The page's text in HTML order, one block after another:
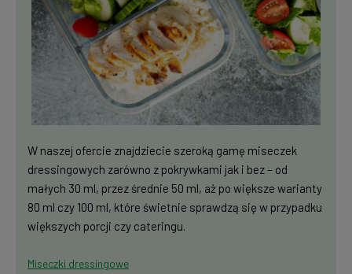
W naszej ofercie znajdziecie szeroką gamę miseczek
dressingowych zarówno z pokrywkami jak i bez – od
małych 30 ml, przez średnie 50 ml, aż po większe warianty
80 ml czy 100 ml, które świetnie sprawdzą się w przypadku
większych porcji czy cateringu.
Miseczki dressingowe